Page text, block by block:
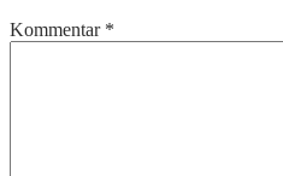
Kommentar *